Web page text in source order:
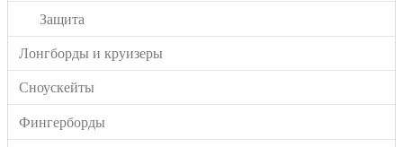
Защита
Лонгборды и круизеры
Сноускейты
Фингерборды